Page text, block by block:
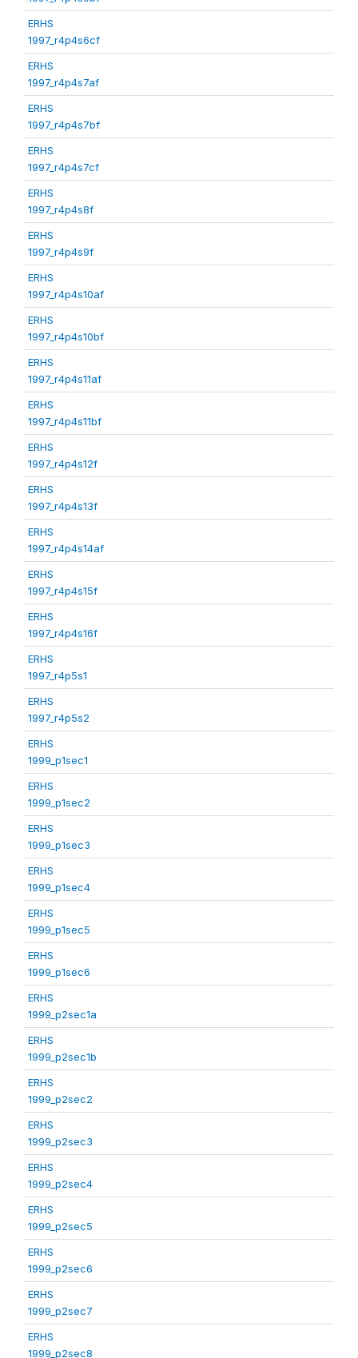
ERHS
1997_r4p4s6cf
ERHS
1997_r4p4s7af
ERHS
1997_r4p4s7bf
ERHS
1997_r4p4s7cf
ERHS
1997_r4p4s8f
ERHS
1997_r4p4s9f
ERHS
1997_r4p4s10af
ERHS
1997_r4p4s10bf
ERHS
1997_r4p4s11af
ERHS
1997_r4p4s11bf
ERHS
1997_r4p4s12f
ERHS
1997_r4p4s13f
ERHS
1997_r4p4s14af
ERHS
1997_r4p4s15f
ERHS
1997_r4p4s16f
ERHS
1997_r4p5s1
ERHS
1997_r4p5s2
ERHS
1999_p1sec1
ERHS
1999_p1sec2
ERHS
1999_p1sec3
ERHS
1999_p1sec4
ERHS
1999_p1sec5
ERHS
1999_p1sec6
ERHS
1999_p2sec1a
ERHS
1999_p2sec1b
ERHS
1999_p2sec2
ERHS
1999_p2sec3
ERHS
1999_p2sec4
ERHS
1999_p2sec5
ERHS
1999_p2sec6
ERHS
1999_p2sec7
ERHS
1999_p2sec8